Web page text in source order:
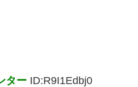
ター ID:R9I1Edbj0